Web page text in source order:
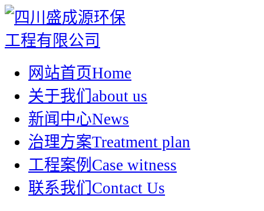
网站首页Home
关于我们 about us
新闻中心News
治理方案Treatment plan
工程案例 Case witness
联系我们 Contact Us